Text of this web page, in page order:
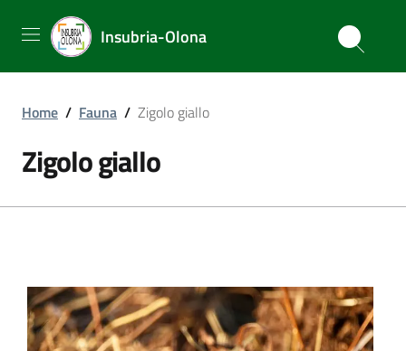
Insubria-Olona
Home / Fauna / Zigolo giallo
Zigolo giallo